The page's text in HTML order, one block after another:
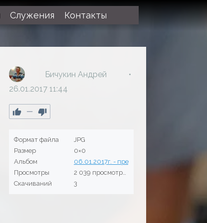
Служения Контакты
Бичукин Андрей
26.01.2017 11:44
—
Формат файла
JPG
Размер
0×0
Альбом
06.01.2017г. - предрождественское
Просмотры
2 039 просмотров
Скачиваний
3